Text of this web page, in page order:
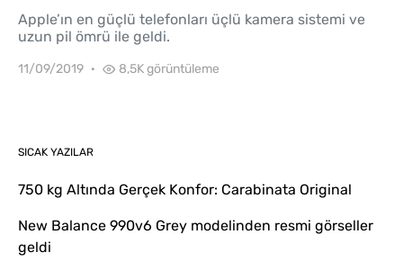
Apple’ın en güçlü telefonları üçlü kamera sistemi ve
uzun pil ömrü ile geldi.
11/09/2019 8,5K görüntüleme
SICAK YAZILAR
750 kg Altında Gerçek Konfor: Carabinata Original
New Balance 990v6 Grey modelinden resmi görseller
geldi